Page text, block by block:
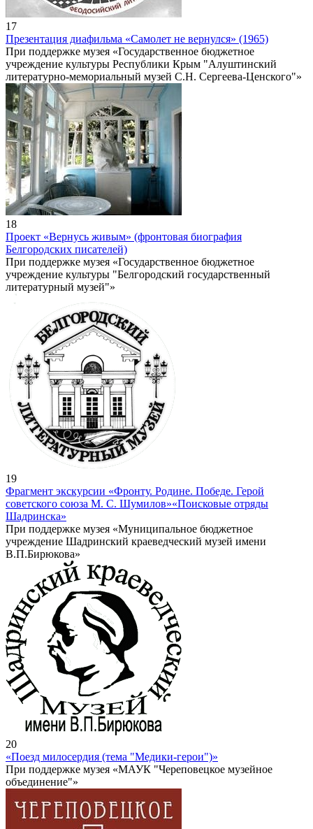
17
Презентация диафильма «Самолет не вернулся» (1965)
При поддержке музея «Государственное бюджетное
учреждение культуры Республики Крым "Алуштинский
литературно-мемориальный музей С.Н. Сергеева-Ценского"»
18
Проект «Вернусь живым» (фронтовая биография
Белгородских писателей)
При поддержке музея «Государственное бюджетное
учреждение культуры "Белгородский государственный
литературный музей"»
19
Фрагмент экскурсии «Фронту. Родине. Победе. Герой
советского союза М. С. Шумилов»«Поисковые отряды
Шадринска»
При поддержке музея «Муниципальное бюджетное
учреждение Шадринский краеведческий музей имени
В.П.Бирюкова»
20
«Поезд милосердия (тема "Медики-герои")»
При поддержке музея «МАУК "Череповецкое музейное
объединение"»